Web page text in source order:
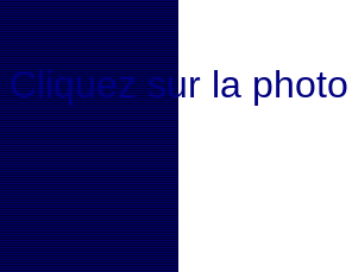
Cliquez sur la